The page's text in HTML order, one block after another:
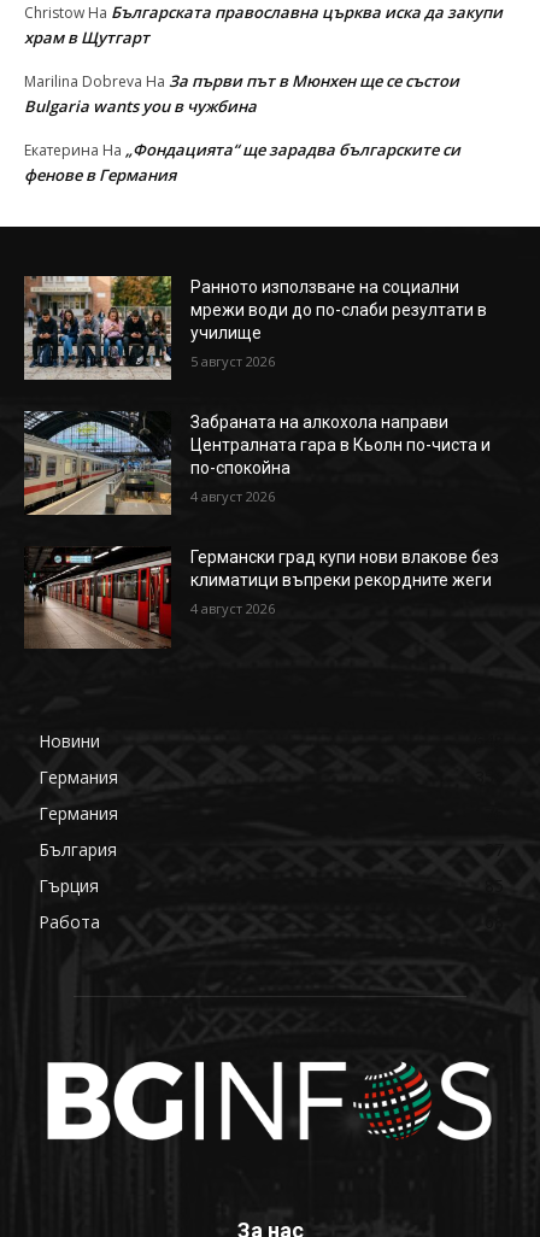
Christow На Българската православна църква иска да закупи
храм в Щутгарт
Marilina Dobreva На За първи път в Мюнхен ще се състои
Bulgaria wants you в чужбина
Екатерина На „Фондацията“ ще зарадва българските си
фенове в Германия
Ранното използване на социални
мрежи води до по-слаби резултати в
училище
5 август 2026
Забраната на алкохола направи
Централната гара в Кьолн по-чиста и
по-спокойна
4 август 2026
Германски град купи нови влакове без
климатици въпреки рекордните жеги
4 август 2026
Новини
Германия
Германия
България
Гърция
Работа
За нас